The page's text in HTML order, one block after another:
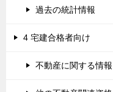
過去の統計情報
4 宅建合格者向け
不動産に関する情報